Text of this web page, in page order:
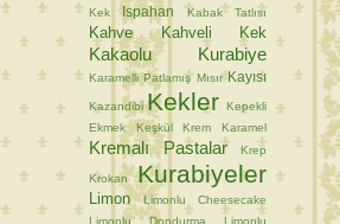
Kek
Ispahan Kabak Tatlısı
Kahve Kahveli Kek
Kakaolu Kurabiye
Karamelli Patlamış Mısır Kayısı
Kazandibi Kekler Kepekli
Ekmek
Keşkül Krem Karamel
Kremalı Pastalar Krep
Krokan Kurabiyeler
Limon
Limonlu Cheesecake
Limonlu Dondurma
Limonlu